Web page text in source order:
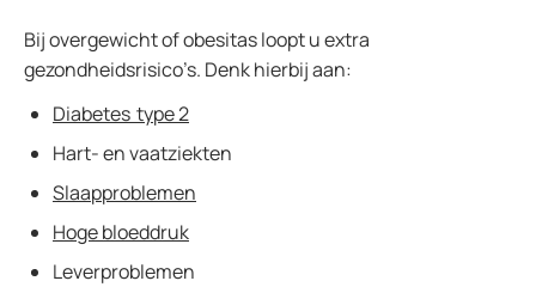
Bij overgewicht of obesitas loopt u extra
gezondheidsrisico’s. Denk hierbij aan:
Diabetes type 2
Hart- en vaatziekten
Slaapproblemen
Hoge bloeddruk
Leverproblemen